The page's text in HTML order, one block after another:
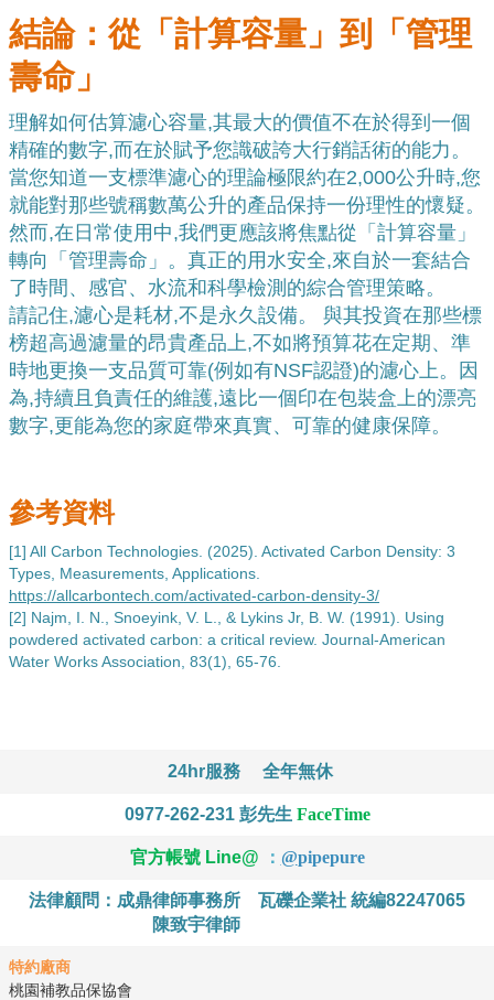
結論：從「計算容量」到「管理
壽命」
理解如何估算濾心容量,其最大的價值不在於得到一個
精確的數字,而在於賦予您識破誇大行銷話術的能力。
當您知道一支標準濾心的理論極限約在2,000公升時,您
就能對那些號稱數萬公升的產品保持一份理性的懷疑。
然而,在日常使用中,我們更應該將焦點從「計算容量」
轉向「管理壽命」。真正的用水安全,來自於一套結合
了時間、感官、水流和科學檢測的綜合管理策略。
請記住,濾心是耗材,不是永久設備。 與其投資在那些標
榜超高過濾量的昂貴產品上,不如將預算花在定期、準
時地更換一支品質可靠(例如有NSF認證)的濾心上。因
為,持續且負責任的維護,遠比一個印在包裝盒上的漂亮
數字,更能為您的家庭帶來真實、可靠的健康保障。
參考資料
[1] All Carbon Technologies. (2025). Activated Carbon Density: 3
Types, Measurements, Applications.
https://allcarbontech.com/activated-carbon-density-3/
[2] Najm, I. N., Snoeyink, V. L., & Lykins Jr, B. W. (1991). Using
powdered activated carbon: a critical review. Journal-American
Water Works Association, 83(1), 65-76.
24hr服務 全年無休
0977-262-231 彭先生 FaceTime
官方帳號 Line@ ： @pipepure
法律顧問：成鼎律師事務所
陳致宇律師
瓦礫企業社 統編82247065
特約廠商
桃園補教品保協會